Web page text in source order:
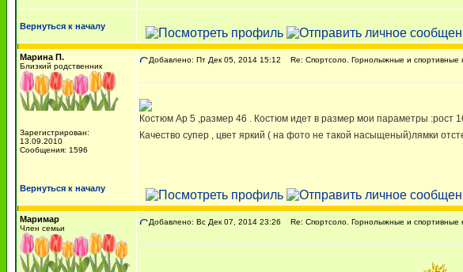
Вернуться к началу
Марина П.
Близкий родственник
Зарегистрирован:
13.09.2010
Сообщения: 1596
Добавлено: Пт Дек 05, 2014 15:12 Re: Спортсоло. Горнолыжные и спортивные
Костюм Ар 5 ,размер 46 . Костюм идет в размер мои параметры :рост
Качество супер , цвет яркий ( на фото не такой насыщеный)лямки
Вернуться к началу
Маримар
Член семьи
Добавлено: Вс Дек 07, 2014 23:26 Re: Спортсоло. Горнолыжные и спортивные